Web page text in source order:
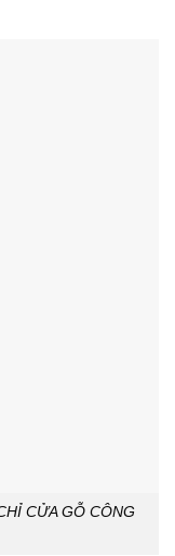
CỬA GỖ CÔNG